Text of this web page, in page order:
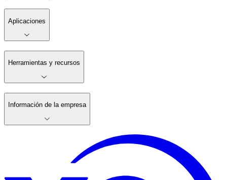
Aplicaciones
Herramientas y recursos
Información de la empresa